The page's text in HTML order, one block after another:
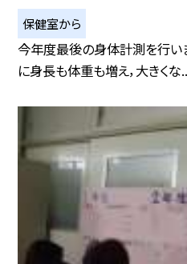
保健室から
今年度最後の身体計測を行い
に身長も体重も増え，大きくな